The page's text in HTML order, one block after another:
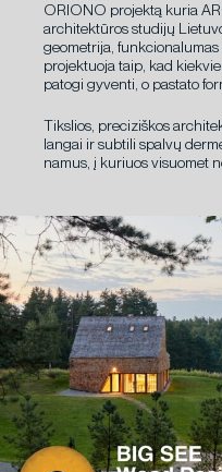
ORIONO projektą kuria
architektūros studijų
geometrija,
projektuoja taip, kad
patogi gyventi, o pastato
Tikslios, preciziškos
langai ir subtili spalvų
namus, į kuriuos visuomet